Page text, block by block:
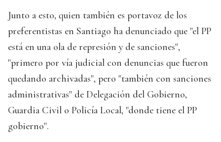
Junto a esto, quien también es portavoz de los
preferentistas en Santiago ha denunciado que "el PP
está en una ola de represión y de sanciones",
"primero por vía judicial con denuncias que fueron
quedando archivadas", pero "también con sanciones
administrativas" de Delegación del Gobierno,
Guardia Civil o Policía Local, "donde tiene el PP
gobierno".